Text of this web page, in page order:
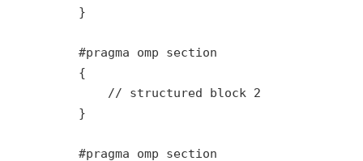
        }
        #pragma omp section
        {
            // structured block 2
        }
        #pragma omp section